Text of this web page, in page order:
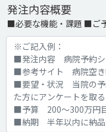
発注内容概要
■必要な機能・課題 ■ご